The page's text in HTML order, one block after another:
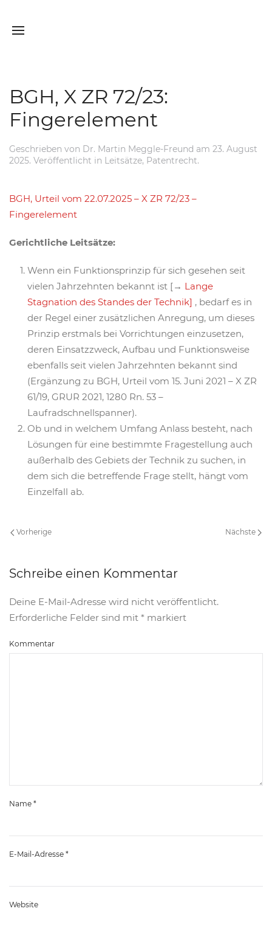
BGH, X ZR 72/23:
Fingerelement
Geschrieben von Dr. Martin Meggle-Freund am 23. August
2025. Veröffentlicht in Leitsätze, Patentrecht.
BGH, Urteil vom 22.07.2025 – X ZR 72/23 –
Fingerelement
Gerichtliche Leitsätze:
Wenn ein Funktionsprinzip für sich gesehen seit
vielen Jahrzehnten bekannt ist [→ Lange
Stagnation des Standes der Technik] , bedarf es in
der Regel einer zusätzlichen Anregung, um dieses
Prinzip erstmals bei Vorrichtungen einzusetzen,
deren Einsatzzweck, Aufbau und Funktionsweise
ebenfalls seit vielen Jahrzehnten bekannt sind
(Ergänzung zu BGH, Urteil vom 15. Juni 2021 – X ZR
61/19, GRUR 2021, 1280 Rn. 53 –
Laufradschnellspanner).
Ob und in welchem Umfang Anlass besteht, nach
Lösungen für eine bestimmte Fragestellung auch
außerhalb des Gebiets der Technik zu suchen, in
dem sich die betreffende Frage stellt, hängt vom
Einzelfall ab.
Vorherige Nächste
Schreibe einen Kommentar
Deine E-Mail-Adresse wird nicht veröffentlicht.
Erforderliche Felder sind mit * markiert
Kommentar
Name *
E-Mail-Adresse *
Website